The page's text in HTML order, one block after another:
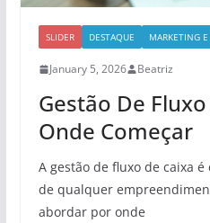
SLIDER DESTAQUE MARKETING
January 5, 2026 Beatriz
Gestão De
Onde Começar
A gestão de fluxo de caixa
de qualquer
abordar por onde